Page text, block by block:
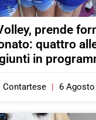
prende
quattro
in
Contartese 6